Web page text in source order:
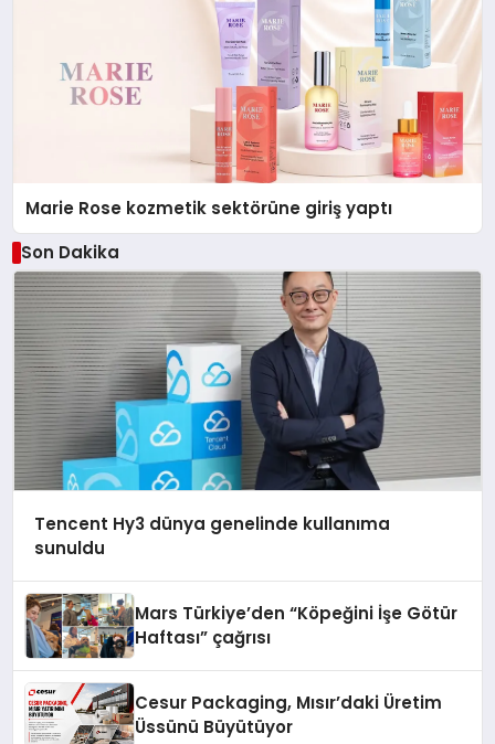
Marie Rose kozmetik sektörüne giriş yaptı
Son Dakika
Tencent Hy3 dünya genelinde kullanıma
sunuldu
Mars Türkiye’den “Köpeğini İşe Götür
Haftası” çağrısı
Cesur Packaging, Mısır’daki Üretim
Üssünü Büyütüyor